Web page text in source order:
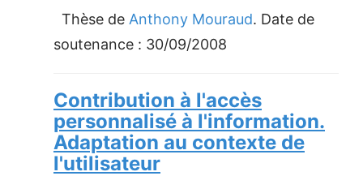
Thèse de Anthony Mouraud. Date de
soutenance : 30/09/2008
Contribution à l'accès
personnalisé à l'information.
Adaptation au contexte de
l'utilisateur